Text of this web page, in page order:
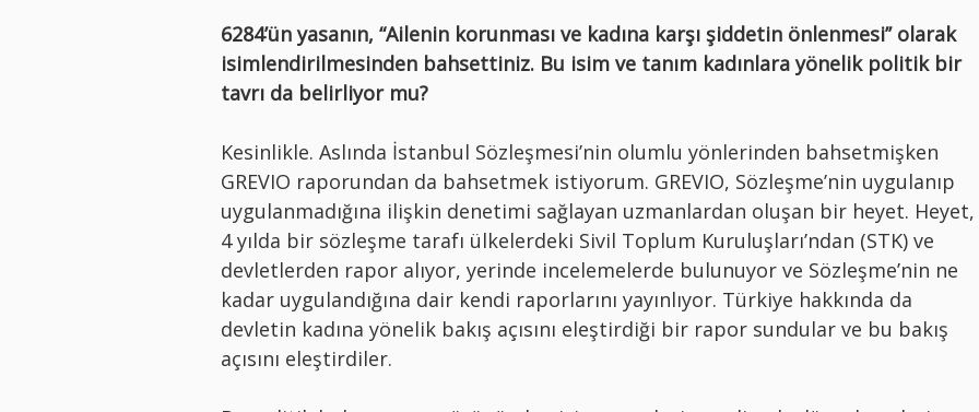
6284’ün yasanın, “Ailenin korunması ve kadına karşı şiddetin önlenmesi’’ olarak
isimlendirilmesinden bahsettiniz. Bu isim ve tanım kadınlara yönelik politik bir
tavrı da belirliyor mu?
Kesinlikle. Aslında İstanbul Sözleşmesi’nin olumlu yönlerinden bahsetmişken
GREVIO raporundan da bahsetmek istiyorum. GREVIO, Sözleşme’nin uygulanıp
uygulanmadığına ilişkin denetimi sağlayan uzmanlardan oluşan bir heyet. Heyet,
4 yılda bir sözleşme tarafı ülkelerdeki Sivil Toplum Kuruluşları’ndan (STK) ve
devletlerden rapor alıyor, yerinde incelemelerde bulunuyor ve Sözleşme’nin ne
kadar uygulandığına dair kendi raporlarını yayınlıyor. Türkiye hakkında da
devletin kadına yönelik bakış açısını eleştirdiği bir rapor sundular ve bu bakış
açısını eleştirdiler.